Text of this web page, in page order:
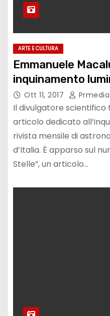
ARTE E CULTURA
Emmanuele
inquinamento
Ott 11, 2017
Il divulgatore scientifico
articolo dedicato
rivista mensile di
d’Italia. È apparso sul
Stelle”, un articolo…